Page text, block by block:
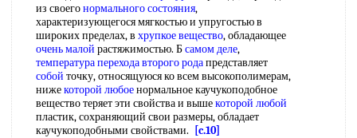
из своегонормального состояния,
характеризующегося мягкостью и упругостью в
широких пределах, в хрупкое вещество, обладающее
очень малой растяжимостью. Бсамом деле,
температура перехода второго родапредставляет
собой точку, относящуюся ко всем высокополимерам,
нижекоторой любоенормальное каучукоподобное
вещество теряет эти свойства и вышекоторой любой
пластик, сохраняющий свои размеры, обладает
каучукоподобными свойствами.
[c.10]